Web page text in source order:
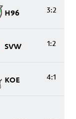
H96 3:2
SVW 1:2
KOE 4:1